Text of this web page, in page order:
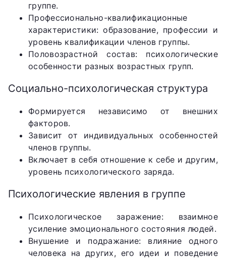
группе.
Профессионально-квалификационные
характеристики: образование, профессии и
уровень квалификации членов группы.
Половозрастной состав: психологические
особенности разных возрастных групп.
Социально-психологическая структура
Формируется независимо от внешних
факторов.
Зависит от индивидуальных особенностей
членов группы.
Включает в себя отношение к себе и другим,
уровень психологического заряда.
Психологические явления в группе
Психологическое заражение: взаимное
усиление эмоционального состояния людей.
Внушение и подражание: влияние одного
человека на других, его идеи и поведение